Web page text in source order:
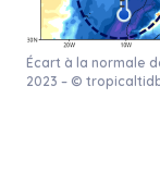
Écart à la normale
2023 – ©